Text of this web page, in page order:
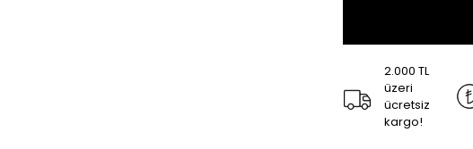
2.000 TL
üzeri
ücretsiz
kargo!